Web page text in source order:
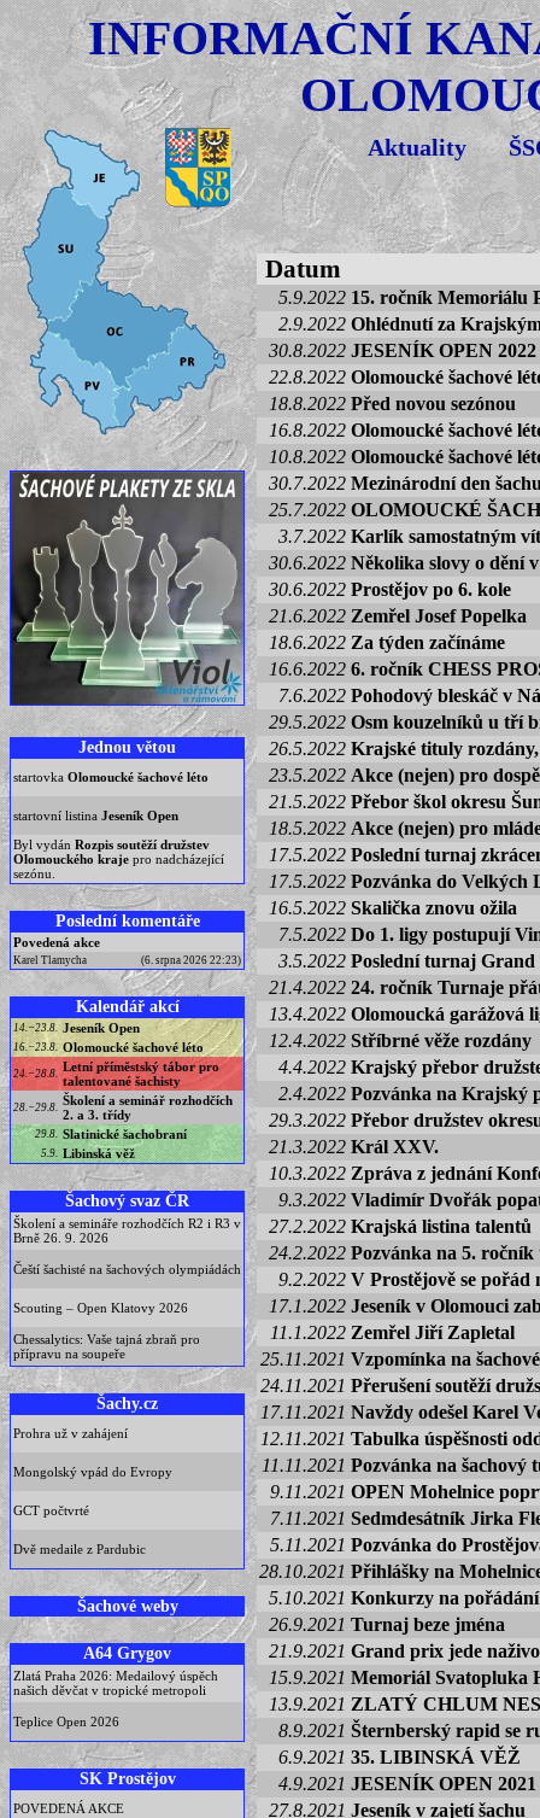
INFORMAČNÍ
Jednou větou
startovka Olomoucké šachové léto
startovní listina Jeseník Open
Byl vydán Rozpis soutěží družstev
Olomouckého kraje pro nadcházející
sezónu.
Poslední komentáře
Povedená akce
Karel Tlamycha (6. srpna 2026 22:23)
Kalendář akcí
14.−23.8. Jeseník Open
16.−23.8. Olomoucké šachové léto
24.−28.8. Letní příměstský tábor pro
talentované šachisty
28.−29.8. Školení a seminář rozhodčích
2. a 3. třídy
29.8. Slatinické šachobraní
5.9. Libinská věž
Šachový svaz ČR
Školení a semináře rozhodčích R2 i R3 v
Brně 26. 9. 2026
Čeští šachisté na šachových olympiádách
Scouting – Open Klatovy 2026
Chessalytics: Vaše tajná zbraň pro
přípravu na soupeře
Šachy.cz
Prohra už v zahájení
Mongolský vpád do Evropy
GCT počtvrté
Dvě medaile z Pardubic
Šachové weby
A64 Grygov
Zlatá Praha 2026: Medailový úspěch
našich děvčat v tropické metropoli
Teplice Open 2026
SK Prostějov
POVEDENÁ AKCE
Aktuality
Datum
5.9.2022 15. ročník Memoriálu
2.9.2022 Ohlédnutí za
30.8.2022 JESENÍK OPEN 2022
22.8.2022 Olomoucké šachové
18.8.2022 Před novou sezónou
16.8.2022 Olomoucké šachové
10.8.2022 Olomoucké šachové
30.7.2022 Mezinárodní den
25.7.2022 OLOMOUCKÉ
3.7.2022 Karlík samostatným
30.6.2022 Několika slovy o dění
30.6.2022 Prostějov po 6. kole
21.6.2022 Zemřel Josef Popelka
18.6.2022 Za týden začínáme
16.6.2022 6. ročník CHESS
7.6.2022 Pohodový bleskáč v
29.5.2022 Osm kouzelníků u tří
26.5.2022 Krajské tituly
23.5.2022 Akce (nejen) pro
21.5.2022 Přebor škol okresu
18.5.2022 Akce (nejen) pro
17.5.2022 Poslední turnaj
17.5.2022 Pozvánka do Velkých
16.5.2022 Skalička znovu ožila
7.5.2022 Do 1. ligy postupují
3.5.2022 Poslední turnaj
21.4.2022 24. ročník Turnaje
13.4.2022 Olomoucká garážová
12.4.2022 Stříbrné věže rozdány
4.4.2022 Krajský přebor
2.4.2022 Pozvánka na Krajský
29.3.2022 Přebor družstev
21.3.2022 Král XXV.
10.3.2022 Zpráva z jednání
9.3.2022 Vladimír Dvořák
27.2.2022 Krajská listina talentů
24.2.2022 Pozvánka na 5.
9.2.2022 V Prostějově se pořád
17.1.2022 Jeseník v Olomouci
11.1.2022 Zemřel Jiří Zapletal
25.11.2021 Vzpomínka na
24.11.2021 Přerušení soutěží
17.11.2021 Navždy odešel Karel
12.11.2021 Tabulka úspěšnosti
11.11.2021 Pozvánka na
9.11.2021 OPEN Mohelnice
7.11.2021 Sedmdesátník Jirka
5.11.2021 Pozvánka do
28.10.2021 Přihlášky na
5.10.2021 Konkurzy na
26.9.2021 Turnaj beze jména
21.9.2021 Grand prix jede naživo
15.9.2021 Memoriál Svatopluka
13.9.2021 ZLATÝ CHLUM
8.9.2021 Šternberský rapid se
6.9.2021 35. LIBINSKÁ VĚŽ
4.9.2021 JESENÍK OPEN
27.8.2021 Jeseník v zajetí šachu